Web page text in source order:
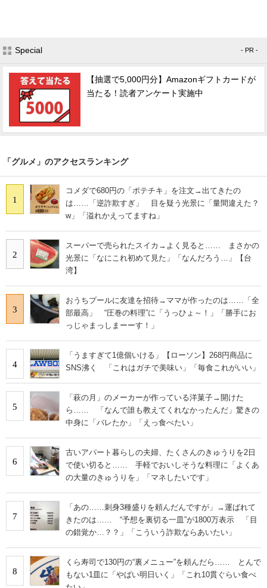
Special - PR -
【抽選で5,000円分】Amazonギフトカードが
当たる！読者アンケート実施中
「グルメ」のアクセスランキング
1
コメダで680円の「ポテチキ」を注文→出てきたの
は……「逆詐欺すぎ」 目を疑う光景に「量間違えた？
w」「溢れかえってますね」
2
スーパーで売られたスイカ→よく見ると…… まさかの
光景に「なにこれ初めて見た」「なんだろう…」【台
湾】
3
おうちプールに友達を招待→ママが作ったのは……「全
部最高」 “圧巻の料理”に「うっひょ～！」「勝手にお
っじゃまっしまーーす！」
4
「うますぎて1億個いける」【ローソン】268円商品に
SNS沸く 「これはガチで美味い」「毎食これがいい」
5
「萩の月」のメーカーが作っている洋菓子→開けた
ら…… 「なんで誰も教えてくれなかったんだ」驚きの
中身に「バレたか」「えっ食べたい」
6
古いアパート暮らしの夫婦、たくさんのきゅうりを2日
で使い切ると…… 手軽でおいしそうな料理に「よくあ
の大量のきゅうりを」「マネしたいです」
7
「あの……刺身3種盛りを頼んだんですが」→運ばれて
きたのは…… “予想を裏切る一皿”が1800万表示 「目
の錯覚か…？？」「こういう詐欺ならあいたい」
8
くら寿司で130円の“裏メニュー”を頼んだら…… とんで
もない1皿に「やばい明日いく」「これ10貫ぐらい食べ